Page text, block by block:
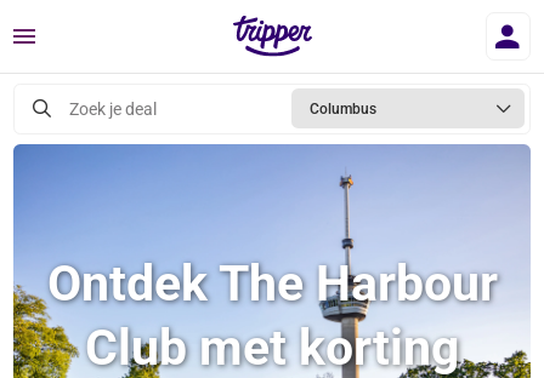
Menu
Zoek je deal Columbus
Ontdek The Harbour
Club met korting